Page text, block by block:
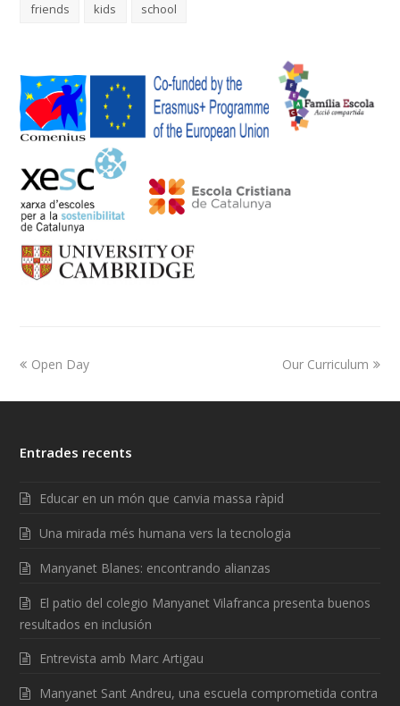
friends kids school
Open Day Our Curriculum
Entrades recents
Educar en un món que canvia massa ràpid
Una mirada més humana vers la tecnologia
Manyanet Blanes: encontrando alianzas
El patio del colegio Manyanet Vilafranca presenta buenos
resultados en inclusión
Entrevista amb Marc Artigau
Manyanet Sant Andreu, una escuela comprometida contra